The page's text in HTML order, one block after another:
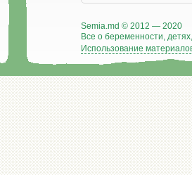
Semia.md © 2012 — 2020
Все о беременности,
Использование